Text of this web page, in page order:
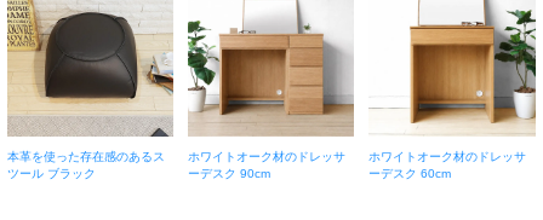
本革を使った存在感のあるス
ツール ブラック
ホワイトオーク材のドレッサ
ーデスク 90cm
ホワイトオーク材のドレッサ
ーデスク 60cm